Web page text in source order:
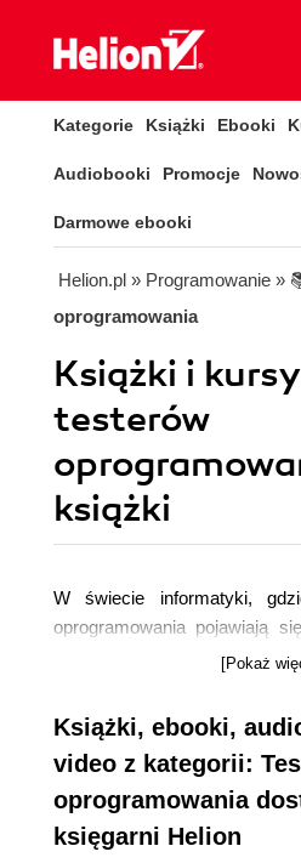
Kategorie Książki Ebooki
Audiobooki Promocje
Darmowe ebooki
Helion.pl » Programowanie »
oprogramowania
Książki i
testerów
książki
W świecie informatyki,
oprogramowania pojawiają
kluczowym aspektem jest
komputerowej, rozumiemy
w zakresie testowania
oferujemy książki, które są
dla każdego
oprogramowaniaoraz dla
[Pokaż
Książki, ebooki,
video z kategorii:
oprogramowania
księgarni Helion